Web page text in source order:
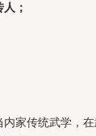
；
传统武学，在